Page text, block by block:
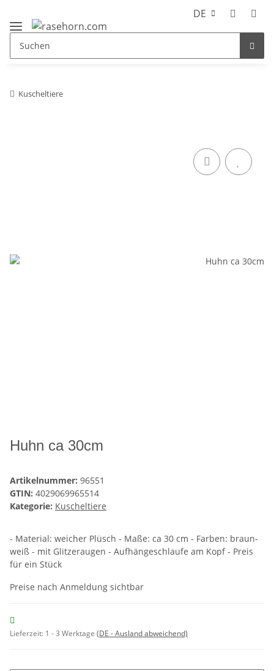
DE
Kuscheltiere
Huhn ca 30cm
Artikelnummer: 96551
GTIN: 4029069965514
Kategorie: Kuscheltiere
- Material: weicher Plüsch - Maße: ca 30 cm - Farben: braun-
weiß - mit Glitzeraugen - Aufhängeschlaufe am Kopf - Preis
für ein Stück
Preise nach Anmeldung sichtbar
Lieferzeit: 1 - 3 Werktage (DE - Ausland abweichend)